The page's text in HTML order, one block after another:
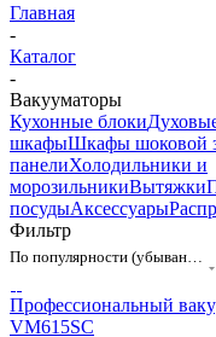
Главная
-
Каталог
-
Вакууматоры
Кухонные блоки
шкафыШкафы шоковой
панелиХолодильники и
морозильникиВытяжки
посудыАксессуары
Фильтр
Профессиональный
VM615SC